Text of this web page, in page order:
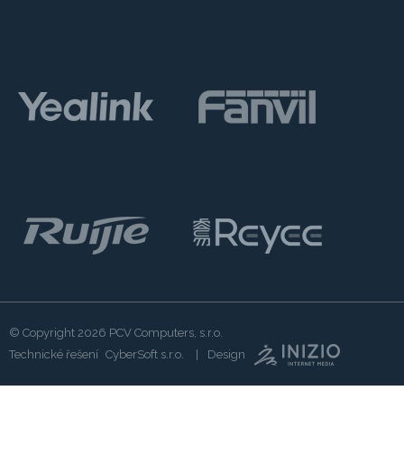
© Copyright 2026 PCV Computers, s.r.o.
Technické řešení CyberSoft s.r.o. Design